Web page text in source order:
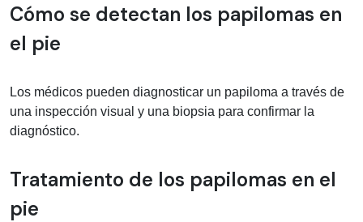
Cómo se detectan los papilomas en
el pie
Los médicos pueden diagnosticar un papiloma a través de
una inspección visual y una biopsia para confirmar la
diagnóstico.
Tratamiento de los papilomas en el
pie